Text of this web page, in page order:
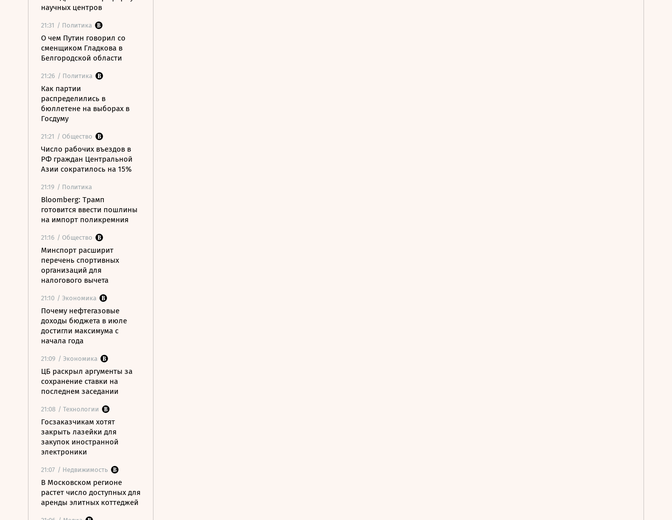
научных центров
21:31 / Политика
О чем Путин говорил со
сменщиком Гладкова в
Белгородской области
21:26 / Политика
Как партии
распределились в
бюллетене на выборах в
Госдуму
21:21 / Общество
Число рабочих въездов в
РФ граждан Центральной
Азии сократилось на 15%
21:19 / Политика
Bloomberg: Трамп
готовится ввести пошлины
на импорт поликремния
21:16 / Общество
Минспорт расширит
перечень спортивных
организаций для
налогового вычета
21:10 / Экономика
Почему нефтегазовые
доходы бюджета в июле
достигли максимума с
начала года
21:09 / Экономика
ЦБ раскрыл аргументы за
сохранение ставки на
последнем заседании
21:08 / Технологии
Госзаказчикам хотят
закрыть лазейки для
закупок иностранной
электроники
21:07 / Недвижимость
В Московском регионе
растет число доступных для
аренды элитных коттеджей